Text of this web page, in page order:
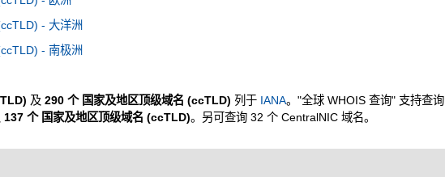
- 大洋洲
- 南极洲
及 290 个 国家及地区顶级域名 (ccTLD) 列于 IANA。"全球 WHOIS 查询" 支持查询
137 个 国家及地区顶级域名 (ccTLD)。另可查询 32 个 CentralNIC 域名。